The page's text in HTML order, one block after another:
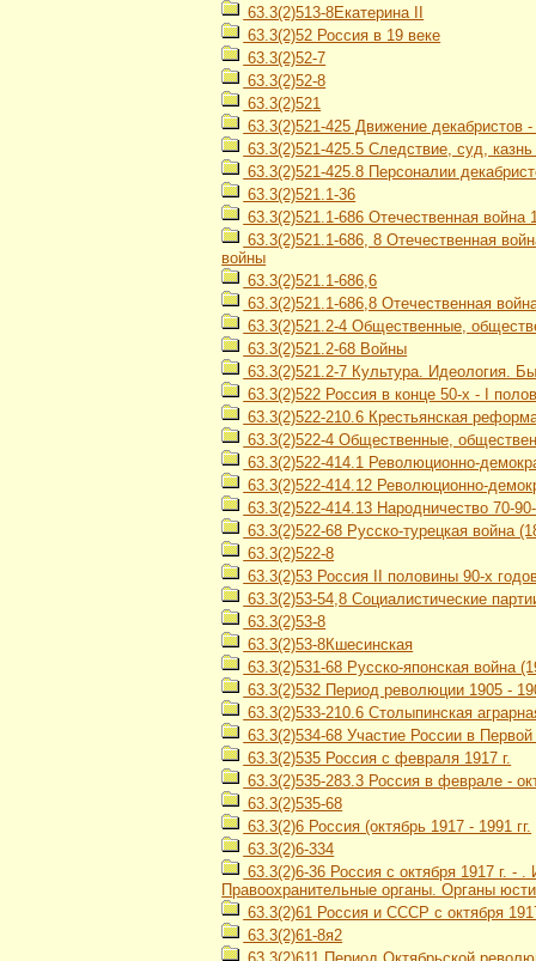
63.3(2)513-8Екатерина II
63.3(2)52 Россия в 19 веке
63.3(2)52-7
63.3(2)52-8
63.3(2)521
63.3(2)521-425 Движение декабристов
63.3(2)521-425.5 Следствие, суд,
63.3(2)521-425.8 Персоналии
63.3(2)521.1-36
63.3(2)521.1-686 Отечественная война
63.3(2)521.1-686, 8 Отечественная
войны
63.3(2)521.1-686,6
63.3(2)521.1-686,8 Отечественная
63.3(2)521.2-4 Общественные,
63.3(2)521.2-68 Войны
63.3(2)521.2-7 Культура. Идеология.
63.3(2)522 Россия в конце 50-х - I
63.3(2)522-210.6 Крестьянская
63.3(2)522-4 Общественные,
63.3(2)522-414.1 Революционно-
63.3(2)522-414.12 Революционно-
63.3(2)522-414.13 Народничество 70-
63.3(2)522-68 Русско-турецкая война
63.3(2)522-8
63.3(2)53 Россия II половины 90-х
63.3(2)53-54,8 Социалистические
63.3(2)53-8
63.3(2)53-8Кшесинская
63.3(2)531-68 Русско-японская война
63.3(2)532 Период революции 1905 -
63.3(2)533-210.6 Столыпинская
63.3(2)534-68 Участие России в
63.3(2)535 Россия с февраля 1917 г.
63.3(2)535-283.3 Россия в феврале -
63.3(2)535-68
63.3(2)6 Россия (октябрь 1917 - 1991 гг.
63.3(2)6-334
63.3(2)6-36 Россия с октября 1917 г. -
Правоохранительные органы. Органы
63.3(2)61 Россия и СССР с октября
63.3(2)61-8я2